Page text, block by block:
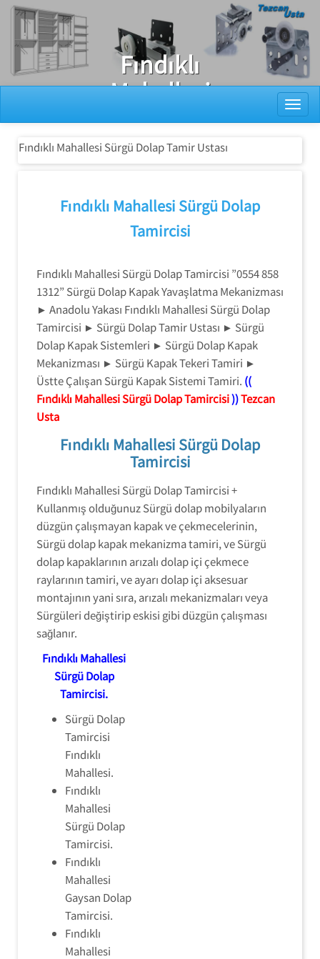
Ray Dolap Tamiri
Fındıklı
Mahallesi
Sürgü Dolap
Tamir Ustası
Fındıklı Mahallesi Sürgü Dolap Tamir Ustası
Fındıklı Mahallesi Sürgü Dolap
Tamircisi
Fındıklı Mahallesi Sürgü Dolap Tamircisi ”0554 858
1312” Sürgü Dolap Kapak Yavaşlatma Mekanizması
► Anadolu Yakası Fındıklı Mahallesi Sürgü Dolap
Tamircisi ► Sürgü Dolap Tamir Ustası ► Sürgü
Dolap Kapak Sistemleri ► Sürgü Dolap Kapak
Mekanizması ► Sürgü Kapak Tekeri Tamiri ►
Üstte Çalışan Sürgü Kapak Sistemi Tamiri. ((
Fındıklı Mahallesi Sürgü Dolap Tamircisi))Tezcan
Usta
Fındıklı Mahallesi Sürgü Dolap
Tamircisi
Fındıklı Mahallesi Sürgü Dolap Tamircisi +
Kullanmış olduğunuz Sürgü dolap mobilyaların
düzgün çalışmayan kapak ve çekmecelerinin,
Sürgü dolap kapak mekanizma tamiri, ve Sürgü
dolap kapaklarının arızalı dolap içi çekmece
raylarının tamiri, ve ayarı dolap içi aksesuar
montajının yani sıra, arızalı mekanizmaları veya
Sürgüleri değiştirip eskisi gibi düzgün çalışması
sağlanır.
Fındıklı Mahallesi
Sürgü Dolap
Tamircisi.
Sürgü Dolap
Tamircisi
Fındıklı
Mahallesi.
Fındıklı
Mahallesi
Sürgü Dolap
Tamircisi.
Fındıklı
Mahallesi
Gaysan Dolap
Tamircisi.
Fındıklı
Mahallesi